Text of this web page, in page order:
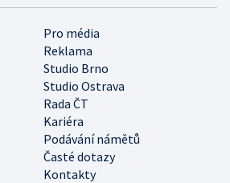
Pro média
Reklama
Studio Brno
Studio Ostrava
Rada ČT
Kariéra
Podávání námětů
Časté dotazy
Kontakty